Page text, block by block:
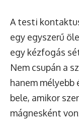
A testi
egy egyszerű
egy kézfogás
Nem csupán a
hanem
bele, amikor
mágnesként